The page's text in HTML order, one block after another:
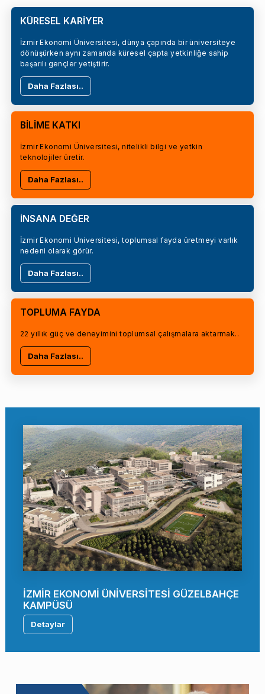
KÜRESEL KARİYER
İzmir Ekonomi Üniversitesi, dünya çapında bir üniversiteye
dönüşürken aynı zamanda küresel çapta yetkinliğe sahip
başarılı gençler yetiştirir.
Daha Fazlası..
BİLİME KATKI
İzmir Ekonomi Üniversitesi, nitelikli bilgi ve yetkin
teknolojiler üretir.
Daha Fazlası..
İNSANA DEĞER
İzmir Ekonomi Üniversitesi, toplumsal fayda üretmeyi varlık
nedeni olarak görür.
Daha Fazlası..
TOPLUMA FAYDA
22 yıllık güç ve deneyimini toplumsal çalışmalara aktarmak..
Daha Fazlası..
İZMİR EKONOMİ ÜNİVERSİTESİ GÜZELBAHÇE
KAMPÜSÜ
Detaylar